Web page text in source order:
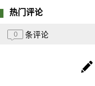
热门评论
0 条评论